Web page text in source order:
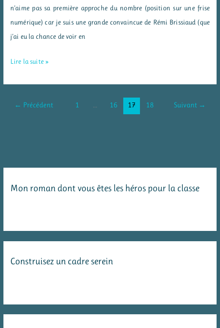
n’aime pas sa première approche du nombre (position sur une frise
numérique) car je suis une grande convaincue de Rémi Brissiaud (que
j’ai eu la chance de voir en
Numer’à’l’aise
Lire la suite »
← Précédent 1 … 16 17 18 Suivant →
Mon roman dont vous êtes les héros pour la classe
Construisez un cadre serein